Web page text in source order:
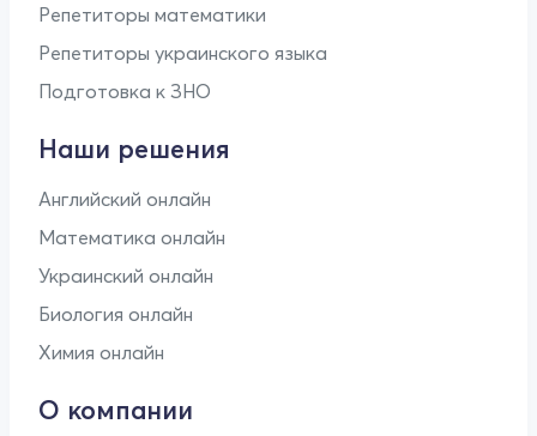
Репетиторы математики
Репетиторы украинского языка
Подготовка к ЗНО
Наши решения
Английский онлайн
Математика онлайн
Украинский онлайн
Биология онлайн
Химия онлайн
О компании